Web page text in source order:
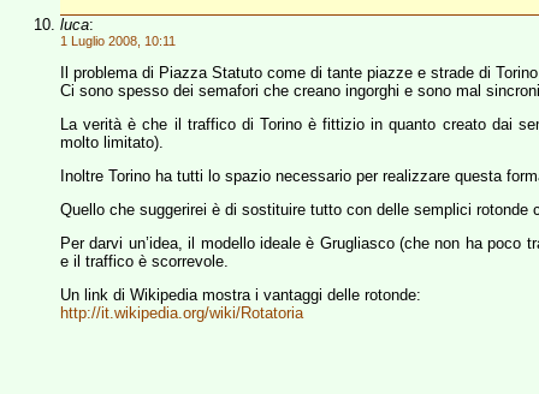
luca:
1 Luglio 2008, 10:11
Il problema di Piazza Statuto come di tante piazze e strade di
Ci sono spesso dei semafori che creano ingorghi e sono mal
La verità è che il traffico di Torino è fittizio in quanto creato dai
molto limitato).
Inoltre Torino ha tutti lo spazio necessario per realizzare questa
Quello che suggerirei è di sostituire tutto con delle semplici rotonde
Per darvi un’idea, il modello ideale è Grugliasco (che non ha
e il traffico è scorrevole.
Un link di Wikipedia mostra i vantaggi delle rotonde:
http://it.wikipedia.org/wiki/Rotatoria